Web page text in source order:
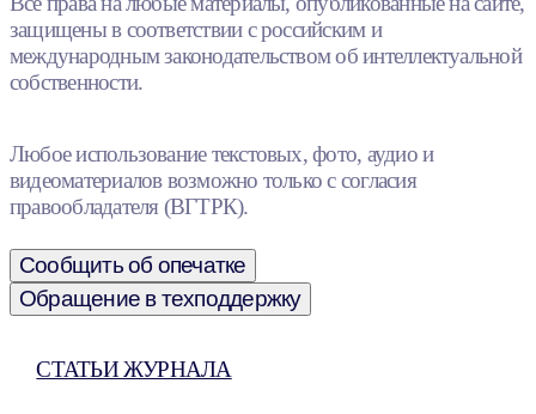
защищены в соответствии с российским и
международным законодательством об интеллектуальной
собственности.
Любое использование текстовых, фото, аудио и
видеоматериалов возможно только с согласия
правообладателя (ВГТРК).
Сообщить об опечатке
Обращение в техподдержку
СТАТЬИ ЖУРНАЛА